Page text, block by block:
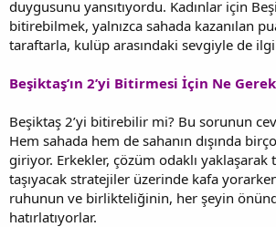
duygusunu yansıtıyordu. Kadınlar için
bitirebilmek, yalnızca sahada kazanılan
taraftarla, kulüp arasındaki sevgiyle de
Beşiktaş’ın 2’yi Bitirmesi İçin Ne
Beşiktaş 2’yi bitirebilir mi? Bu sorunun
Hem sahada hem de sahanın dışında
giriyor. Erkekler, çözüm odaklı yaklaşarak
taşıyacak stratejiler üzerinde kafa
ruhunun ve birlikteliğinin, her şeyin
hatırlatıyorlar.